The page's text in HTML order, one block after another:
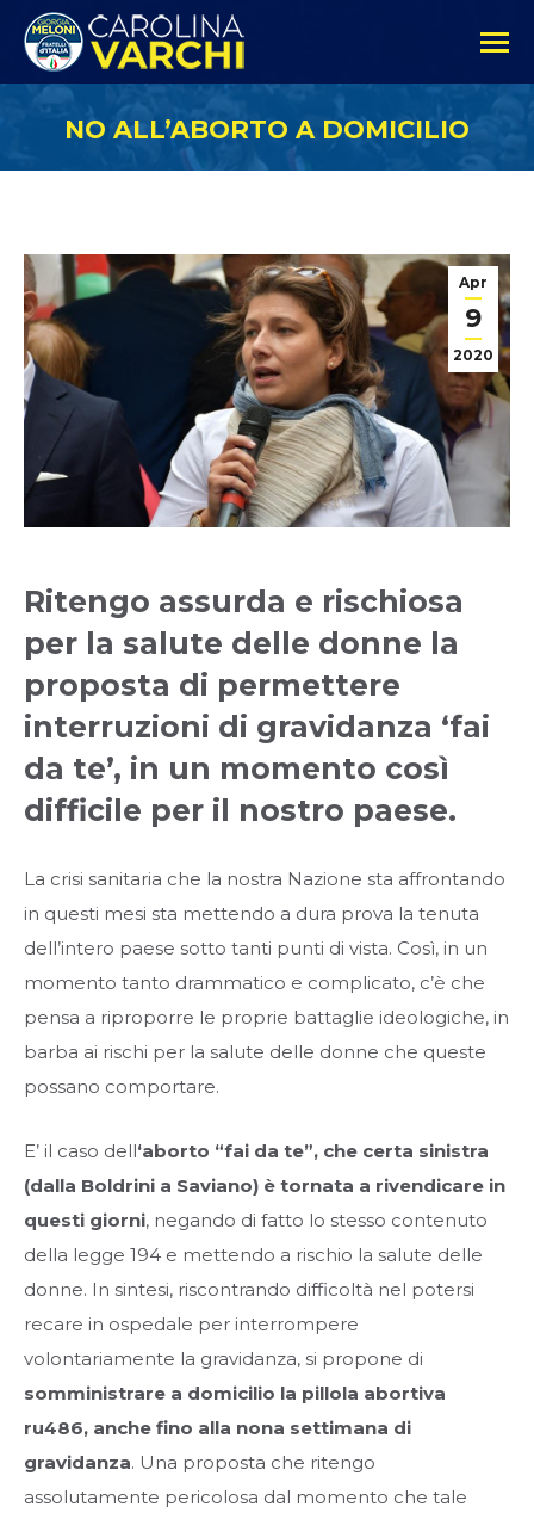
NO ALL’ABORTO A DOMICILIO
Apr
9
2020
Ritengo assurda e rischiosa
per la salute delle donne la
proposta di permettere
interruzioni di gravidanza ‘fai
da te’, in un momento così
difficile per il nostro paese.
La crisi sanitaria che la nostra Nazione sta affrontando
in questi mesi sta mettendo a dura prova la tenuta
dell’intero paese sotto tanti punti di vista. Così, in un
momento tanto drammatico e complicato, c’è che
pensa a riproporre le proprie battaglie ideologiche, in
barba ai rischi per la salute delle donne che queste
possano comportare.
E’ il caso dell‘aborto “fai da te”, che certa sinistra
(dalla Boldrini a Saviano) è tornata a rivendicare in
questi giorni, negando di fatto lo stesso contenuto
della legge 194 e mettendo a rischio la salute delle
donne. In sintesi, riscontrando difficoltà nel potersi
recare in ospedale per interrompere
volontariamente la gravidanza, si propone di
somministrare a domicilio la pillola abortiva
ru486, anche fino alla nona settimana di
gravidanza. Una proposta che ritengo
assolutamente pericolosa dal momento che tale